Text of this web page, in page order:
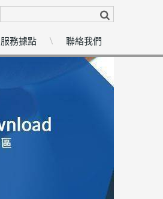
服務據點 聯絡我們